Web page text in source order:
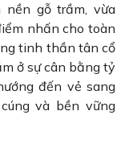
gỗ trầm, vừa
nhấn cho toàn
tinh thần tân cổ
ở sự cân bằng tỷ
đến vẻ sang
và bền vững